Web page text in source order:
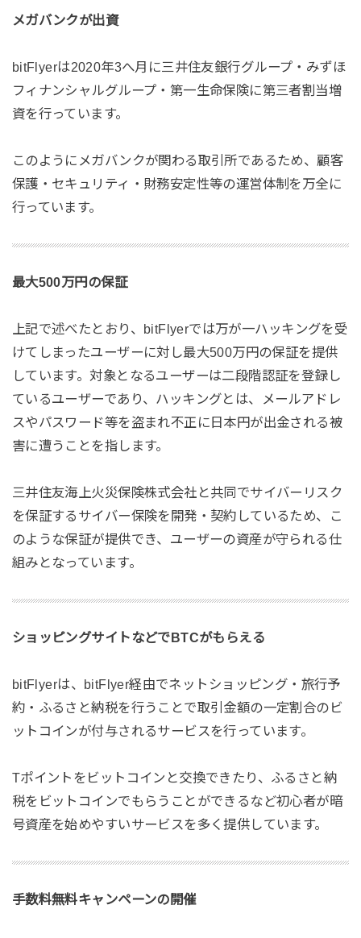
メガバンクが出資
bitFlyerは2020年3へ月に三井住友銀行グループ・みずほ
フィナンシャルグループ・第一生命保険に第三者割当増
資を行っています。
このようにメガバンクが関わる取引所であるため、顧客
保護・セキュリティ・財務安定性等の運営体制を万全に
行っています。
最大500万円の保証
上記で述べたとおり、bitFlyerでは万が一ハッキングを受
けてしまったユーザーに対し最大500万円の保証を提供
しています。対象となるユーザーは二段階認証を登録し
ているユーザーであり、ハッキングとは、メールアドレ
スやパスワード等を盗まれ不正に日本円が出金される被
害に遭うことを指します。
三井住友海上火災保険株式会社と共同でサイバーリスク
を保証するサイバー保険を開発・契約しているため、こ
のような保証が提供でき、ユーザーの資産が守られる仕
組みとなっています。
ショッピングサイトなどでBTCがもらえる
bitFlyerは、bitFlyer経由でネットショッピング・旅行予
約・ふるさと納税を行うことで取引金額の一定割合のビ
ットコインが付与されるサービスを行っています。
Tポイントをビットコインと交換できたり、ふるさと納
税をビットコインでもらうことができるなど初心者が暗
号資産を始めやすいサービスを多く提供しています。
手数料無料キャンペーンの開催